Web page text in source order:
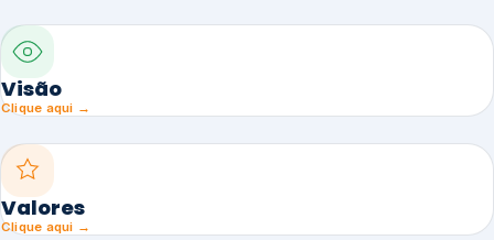
Visão
Clique aqui →
Valores
Clique aqui →